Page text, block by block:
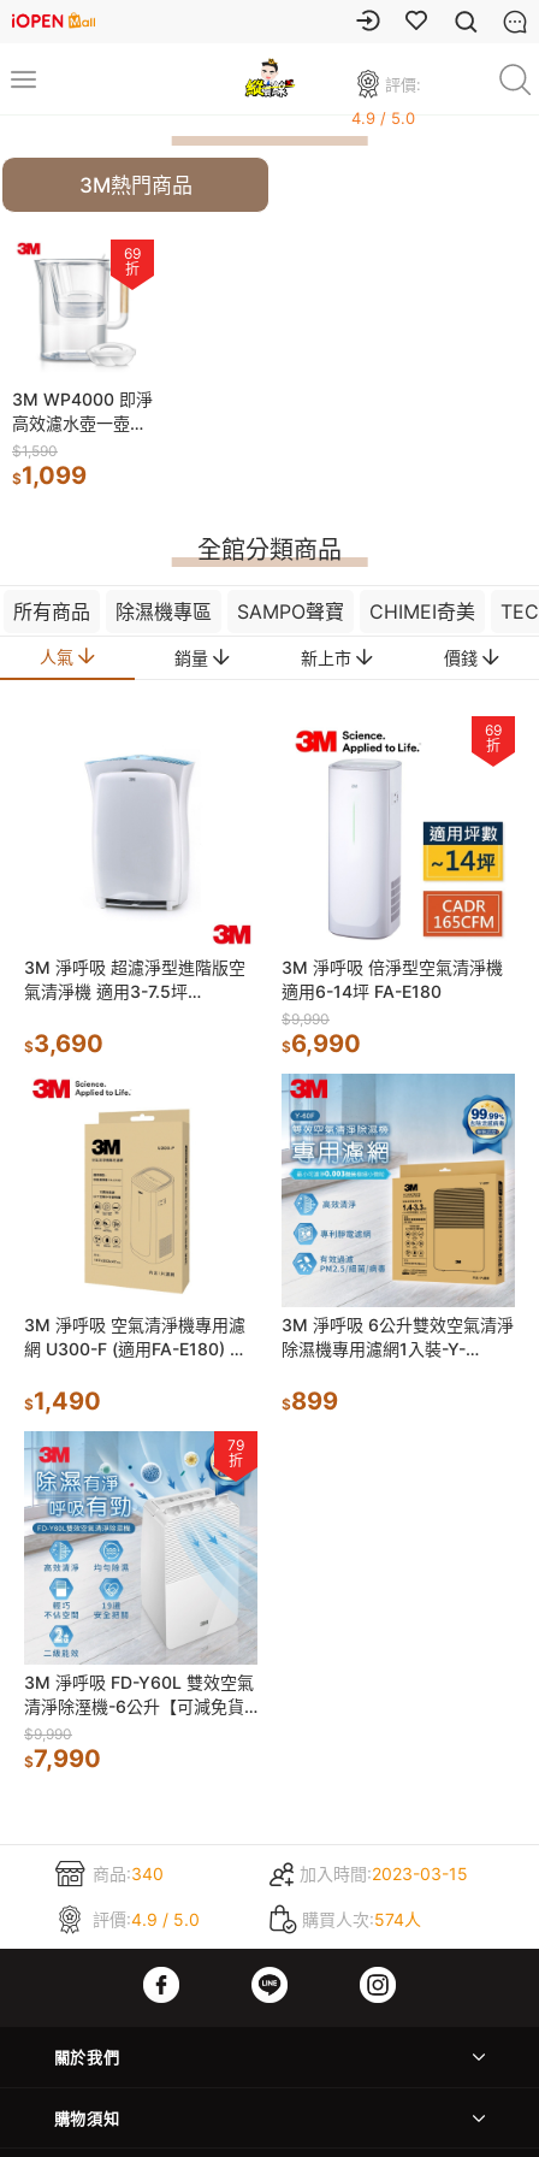
評價:
4.9 / 5.0
3M熱門商品
69
折
3M WP4000 即淨
高效濾水壺一壺二
心(3M3M)
$1,590
$1,099
全館分類商品
所有商品 除濕機專區 SAMPO聲寶 CHIMEI奇美
人氣 銷量 新上市 價錢
3M 淨呼吸 超濾淨型進階版空
氣清淨機 適用3-7.5坪
$3,690
69
折
3M 淨呼吸 倍淨型空氣清淨機
適用6-14坪 FA-E180
$9,990
$6,990
3M 淨呼吸 空氣清淨機專用濾
網 U300-F (適用FA-E180) 同
$1,490
3M 淨呼吸 6公升雙效空氣清淨
除濕機專用濾網1入裝-Y-
$899
79
折
3M 淨呼吸 FD-Y60L 雙效空氣
清淨除溼機-6公升【可減免貨
物稅500元】
$9,990
$7,990
商品:340 加入時間:2023-03-15
評價:4.9 / 5.0 購買人次:574人
關於我們
購物須知